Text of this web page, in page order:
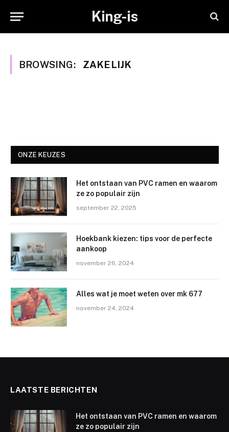
King-is
BROWSING: ZAKELIJK
ONZE KEUZES
Het ontstaan van PVC ramen en waarom
ze zo populair zijn
september 22, 2025
Hoekbank kiezen: tips voor de perfecte
aankoop
november 26, 2024
Alles wat je moet weten over mk 677
november 24, 2024
LAATSTE BERICHTEN
Het ontstaan van PVC ramen en waarom
ze zo populair zijn